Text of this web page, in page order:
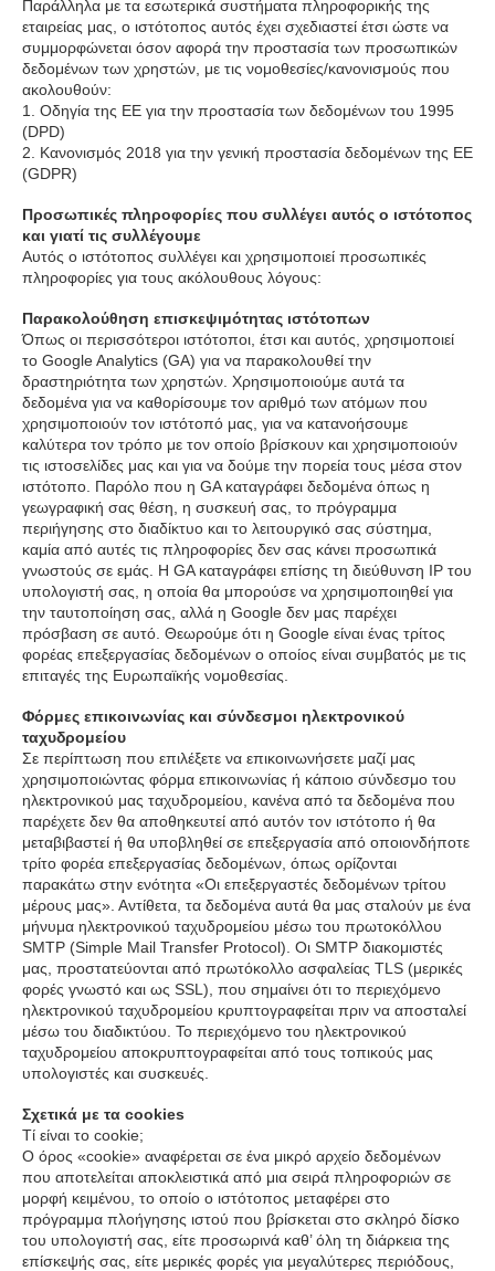
Παράλληλα με τα εσωτερικά συστήματα πληροφορικής της
εταιρείας μας, ο ιστότοπος αυτός έχει σχεδιαστεί έτσι ώστε να
συμμορφώνεται όσον αφορά την προστασία των προσωπικών
δεδομένων των χρηστών, με τις νομοθεσίες/κανονισμούς που
ακολουθούν:
1. Οδηγία της ΕΕ για την προστασία των δεδομένων του 1995
(DPD)
2. Κανονισμός 2018 για την γενική προστασία δεδομένων της ΕΕ
(GDPR)
Προσωπικές πληροφορίες που συλλέγει αυτός ο ιστότοπος
και γιατί τις συλλέγουμε
Αυτός ο ιστότοπος συλλέγει και χρησιμοποιεί προσωπικές
πληροφορίες για τους ακόλουθους λόγους:
Παρακολούθηση επισκεψιμότητας ιστότοπων
Όπως οι περισσότεροι ιστότοποι, έτσι και αυτός, χρησιμοποιεί
το Google Analytics (GA) για να παρακολουθεί την
δραστηριότητα των χρηστών. Χρησιμοποιούμε αυτά τα
δεδομένα για να καθορίσουμε τον αριθμό των ατόμων που
χρησιμοποιούν τον ιστότοπό μας, για να κατανοήσουμε
καλύτερα τον τρόπο με τον οποίο βρίσκουν και χρησιμοποιούν
τις ιστοσελίδες μας και για να δούμε την πορεία τους μέσα στον
ιστότοπο. Παρόλο που η GA καταγράφει δεδομένα όπως η
γεωγραφική σας θέση, η συσκευή σας, το πρόγραμμα
περιήγησης στο διαδίκτυο και το λειτουργικό σας σύστημα,
καμία από αυτές τις πληροφορίες δεν σας κάνει προσωπικά
γνωστούς σε εμάς. Η GA καταγράφει επίσης τη διεύθυνση IP του
υπολογιστή σας, η οποία θα μπορούσε να χρησιμοποιηθεί για
την ταυτοποίηση σας, αλλά η Google δεν μας παρέχει
πρόσβαση σε αυτό. Θεωρούμε ότι η Google είναι ένας τρίτος
φορέας επεξεργασίας δεδομένων ο οποίος είναι συμβατός με τις
επιταγές της Ευρωπαϊκής νομοθεσίας.
Φόρμες επικοινωνίας και σύνδεσμοι ηλεκτρονικού
ταχυδρομείου
Σε περίπτωση που επιλέξετε να επικοινωνήσετε μαζί μας
χρησιμοποιώντας φόρμα επικοινωνίας ή κάποιο σύνδεσμο του
ηλεκτρονικού μας ταχυδρομείου, κανένα από τα δεδομένα που
παρέχετε δεν θα αποθηκευτεί από αυτόν τον ιστότοπο ή θα
μεταβιβαστεί ή θα υποβληθεί σε επεξεργασία από οποιονδήποτε
τρίτο φορέα επεξεργασίας δεδομένων, όπως ορίζονται
παρακάτω στην ενότητα «Οι επεξεργαστές δεδομένων τρίτου
μέρους μας». Αντίθετα, τα δεδομένα αυτά θα μας σταλούν με ένα
μήνυμα ηλεκτρονικού ταχυδρομείου μέσω του πρωτοκόλλου
SMTP (Simple Mail Transfer Protocol). Οι SMTP διακομιστές
μας, προστατεύονται από πρωτόκολλο ασφαλείας TLS (μερικές
φορές γνωστό και ως SSL), που σημαίνει ότι το περιεχόμενο
ηλεκτρονικού ταχυδρομείου κρυπτογραφείται πριν να αποσταλεί
μέσω του διαδικτύου. Το περιεχόμενο του ηλεκτρονικού
ταχυδρομείου αποκρυπτογραφείται από τους τοπικούς μας
υπολογιστές και συσκευές.
Σχετικά με τα cookies
Τί είναι το cookie;
Ο όρος «cookie» αναφέρεται σε ένα μικρό αρχείο δεδομένων
που αποτελείται αποκλειστικά από μια σειρά πληροφοριών σε
μορφή κειμένου, το οποίο ο ιστότοπος μεταφέρει στο
πρόγραμμα πλοήγησης ιστού που βρίσκεται στο σκληρό δίσκο
του υπολογιστή σας, είτε προσωρινά καθ’ όλη τη διάρκεια της
επίσκεψής σας, είτε μερικές φορές για μεγαλύτερες περιόδους,